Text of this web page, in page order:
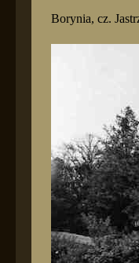
Borynia, cz.